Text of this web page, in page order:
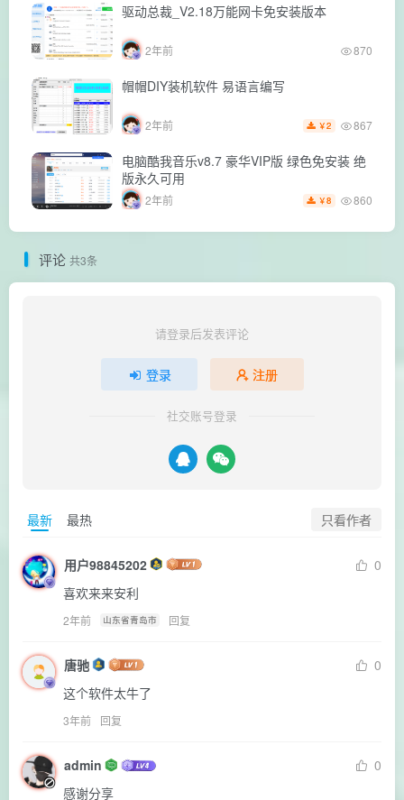
驱动总裁_V2.18万能网卡免安装版本
2年前 870
帽帽DIY装机软件 易语言编写
2年前 ￥2 867
电脑酷我音乐v8.7 豪华VIP版 绿色免安装 绝
版永久可用
2年前 ￥8 860
评论 共3条
请登录后发表评论
登录 注册
社交账号登录
最新 最热 只看作者
用户98845202
0
喜欢来来安利
2年前 山东省青岛市 回复
唐驰
0
这个软件太牛了
3年前 回复
admin
0
感谢分享